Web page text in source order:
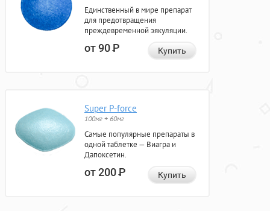
Единственный в мире препарат
для предотвращения
преждевременной эякуляции.
от 90Р Купить
Super P-force
100мг + 60мг
Самые популярные препараты в
одной таблетке — Виагра и
Дапоксетин.
от 200Р Купить